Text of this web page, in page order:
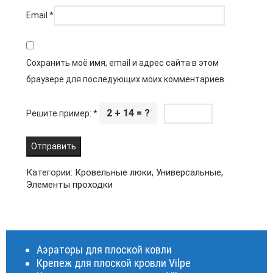
Email *
Сохранить моё имя, email и адрес сайта в этом
браузере для последующих моих комментариев.
Решите пример: * 2 + 14 = ?
Категории: Кровельные люки, Универсальные,
Элементы проходки
Аэраторы для плоской ковли
Крепеж для плоской кровли Vilpe